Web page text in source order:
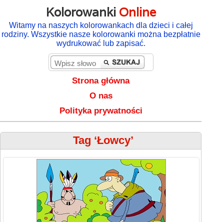
Kolorowanki Online
Witamy na naszych kolorowankach dla dzieci i całej
rodziny. Wszystkie nasze kolorowanki można bezpłatnie
wydrukować lub zapisać.
Strona główna
O nas
Polityka prywatności
Tag ‘Łowcy’